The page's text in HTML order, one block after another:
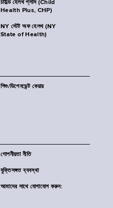
চাইল্ড হেলথ প্লাস (Child
Health Plus, CHP)
NY স্টেট অফ হেলথ (NY
State of Health)
শিশু/ডিপেনডেন্ট কেয়ার
গোপনীয়তা নীতি
যুক্তিসঙ্গত ব্যবস্থা
আমাদের সাথে যোগাযোগ করুন: